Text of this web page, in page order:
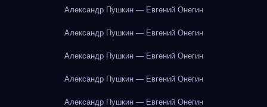
Александр Пушкин — Евгений Онегин
Александр Пушкин — Евгений Онегин
Александр Пушкин — Евгений Онегин
Александр Пушкин — Евгений Онегин
Александр Пушкин — Евгений Онегин